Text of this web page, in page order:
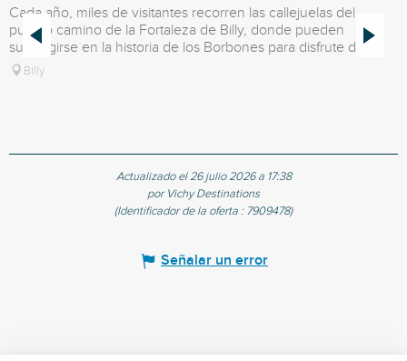
Cada año, miles de visitantes recorren las callejuelas del
pueblo camino de la Fortaleza de Billy, donde pueden
sumergirse en la historia de los Borbones para disfrute de...
Billy
Actualizado el 26 julio 2026 a 17:38
por Vichy Destinations
(Identificador de la oferta : 7909478)
Señalar un error